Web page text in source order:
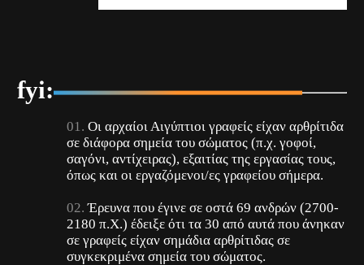
fyi:
Οι αρχαίοι Αιγύπτιοι γραφείς είχαν αρθρίτιδα
σε διάφορα σημεία του σώματος (π.χ. γοφοί,
σαγόνι, αντίχειρας), εξαιτίας της εργασίας τους,
όπως και οι εργαζόμενοι/ες γραφείου σήμερα.
Έρευνα που έγινε σε οστά 69 ανδρών (2700-
2180 π.Χ.) έδειξε ότι τα 30 από αυτά που άνηκαν
σε γραφείς είχαν σημάδια αρθρίτιδας σε
συγκεκριμένα σημεία του σώματος.